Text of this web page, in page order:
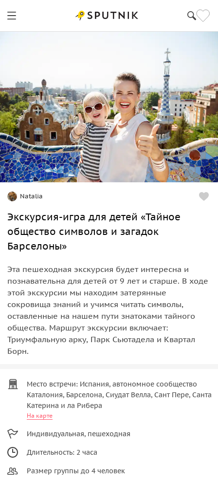
Natalia
Экскурсия-игра для детей «Тайное
общество символов и загадок
Барселоны»
Эта пешеходная экскурсия будет интересна и
познавательна для детей от 9 лет и старше. В ходе
этой экскурсии мы находим затерянные
сокровища знаний и учимся читать символы,
оставленные на нашем пути знатоками тайного
общества. Маршрут экскурсии включает:
Триумфальную арку, Парк Сьютадела и Квартал
Борн.
Место встречи: Испания, автономное сообщество
Каталония, Барселона, Сиудат Велла, Сант Пере, Санта
Катерина и ла Рибера
На карте
Индивидуальная, пешеходная
Длительность: 2 часа
Размер группы до 4 человек